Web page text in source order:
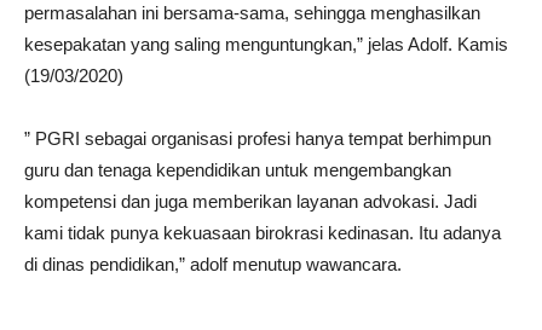
permasalahan ini bersama-sama, sehingga menghasilkan
kesepakatan yang saling menguntungkan,” jelas Adolf. Kamis
(19/03/2020)
” PGRI sebagai organisasi profesi hanya tempat berhimpun
guru dan tenaga kependidikan untuk mengembangkan
kompetensi dan juga memberikan layanan advokasi. Jadi
kami tidak punya kekuasaan birokrasi kedinasan. Itu adanya
di dinas pendidikan,” adolf menutup wawancara.